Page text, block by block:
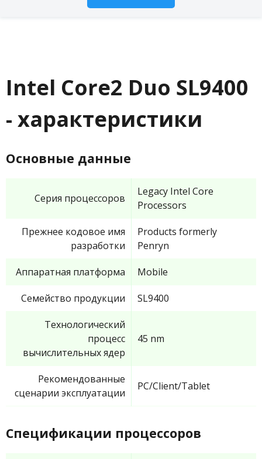
Intel Core2 Duo SL9400
- характеристики
Основные данные
Серия процессоров
Legacy Intel Core
Processors
Прежнее кодовое имя
разработки
Products formerly
Penryn
Аппаратная платформа Mobile
Семейство продукции SL9400
Технологический
процесс
вычислительных ядер
45 nm
Рекомендованные
сценарии эксплуатации
PC/Client/Tablet
Спецификации процессоров